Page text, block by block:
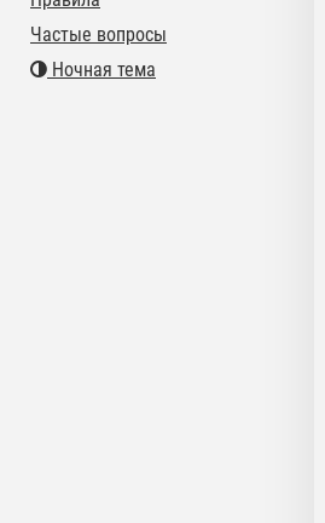
Частые вопросы
Ночная тема